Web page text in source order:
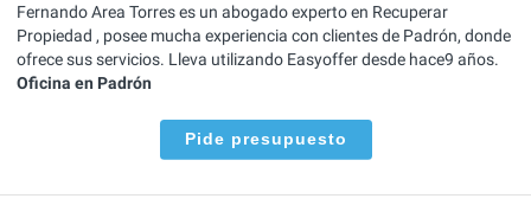
Fernando Area Torres es un abogado experto en Recuperar
Propiedad , posee mucha experiencia con clientes de Padrón, donde
ofrece sus servicios. Lleva utilizando Easyoffer desde hace9 años.
Oficina en Padrón
Pide presupuesto